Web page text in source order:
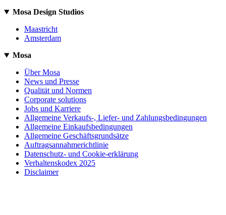
Mosa Design Studios
Maastricht
Amsterdam
Mosa
Über Mosa
News und Presse
Qualität und Normen
Corporate solutions
Jobs und Karriere
Allgemeine Verkaufs-, Liefer- und Zahlungsbedingungen
Allgemeine Einkaufsbedingungen
Allgemeine Geschäftsgrundsätze
Auftragsannahmerichtlinie
Datenschutz- und Cookie-erklärung
Verhaltenskodex 2025
Disclaimer